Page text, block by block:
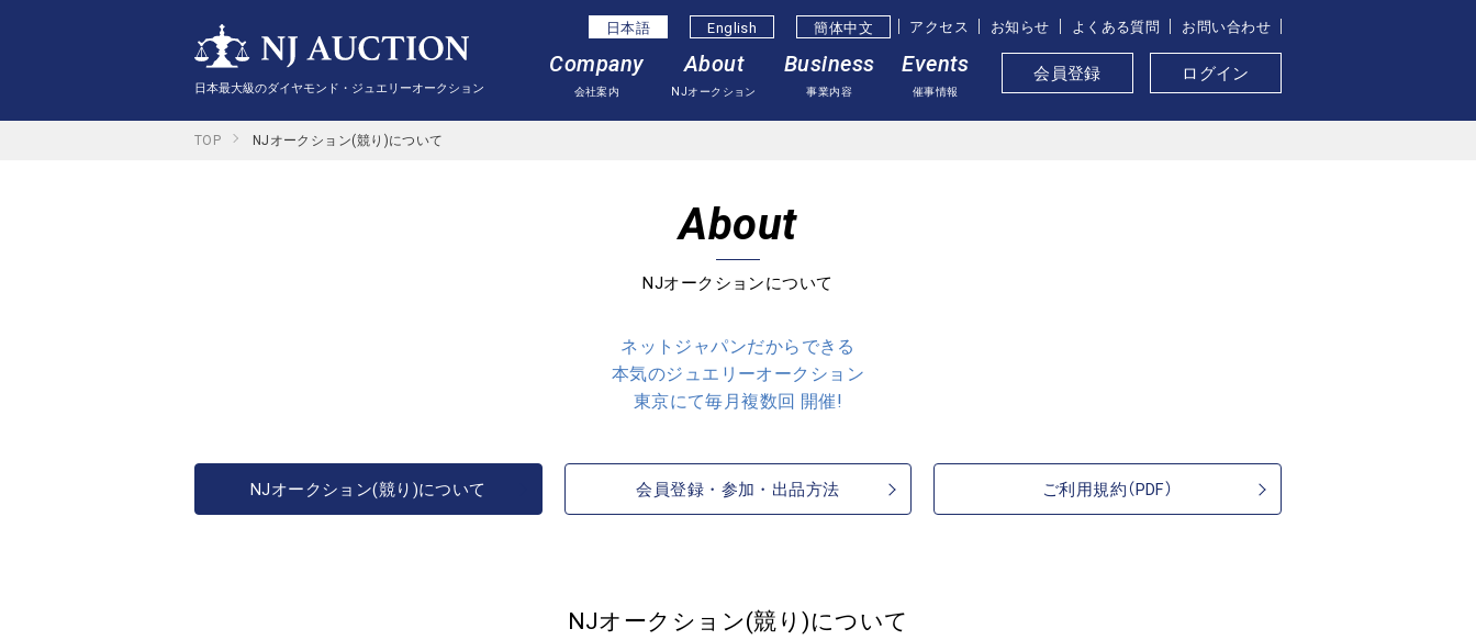
日本最大級のダイヤモンド・ジュエリーオークション
日本語 English 簡体中⽂
Company
会社案内
About
NJオークション
Business
事業内容
Events
催事情報
アクセス お知らせ よくある質問 お問い合わせ
会員登録 ログイン
TOP NJオークション(競り)について
About
NJオークションについて
ネットジャパンだからできる
本気のジュエリーオークション
東京にて毎月複数回 開催!
NJオークション(競り)について 会員登録・参加・出品方法 ご利用規約（PDF）
NJオークション(競り)について